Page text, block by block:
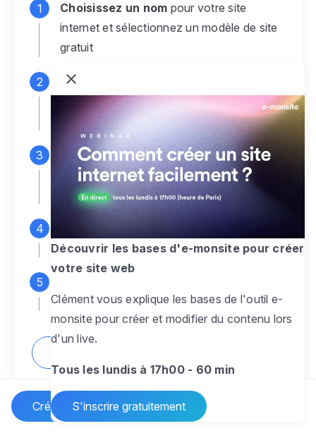
Créer un site Internet
Choisissez un nom pour votre site
internet et sélectionnez un modèle de site
gratuit
Connectez-vous
monsite gratuit pour accéder à votre
espace d'administration
Personnalisez entièrement le
designpour créer un site web sur-mesure,
à votre image
Ajoutez des pagessans limite pour
présenter votre activité, votre passion
pour rendre votre site dynamique
Découvrir les bases d'e-monsite pour créer
votre site web
Clément vous explique les bases de l'outil e-
monsite pour créer et modifier du contenu lors
d'un live.
Tous les lundis à 17h00 - 60 min
S'inscrire gratuitement